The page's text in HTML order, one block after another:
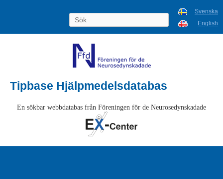
Svenska
English
Tipbase Hjälpmedelsdatabas
En sökbar webbdatabas från Föreningen för de Neurosedynskadade